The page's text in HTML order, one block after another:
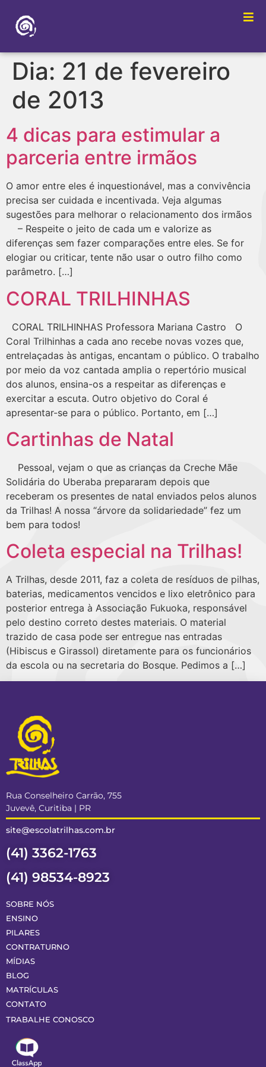
Dia: 21 de fevereiro
de 2013
4 dicas para estimular a
parceria entre irmãos
O amor entre eles é inquestionável, mas a convivência
precisa ser cuidada e incentivada. Veja algumas
sugestões para melhorar o relacionamento dos irmãos
– Respeite o jeito de cada um e valorize as
diferenças sem fazer comparações entre eles. Se for
elogiar ou criticar, tente não usar o outro filho como
parâmetro. […]
CORAL TRILHINHAS
CORAL TRILHINHAS Professora Mariana Castro O
Coral Trilhinhas a cada ano recebe novas vozes que,
entrelaçadas às antigas, encantam o público. O trabalho
por meio da voz cantada amplia o repertório musical
dos alunos, ensina-os a respeitar as diferenças e
exercitar a escuta. Outro objetivo do Coral é
apresentar-se para o público. Portanto, em […]
Cartinhas de Natal
Pessoal, vejam o que as crianças da Creche Mãe
Solidária do Uberaba prepararam depois que
receberam os presentes de natal enviados pelos alunos
da Trilhas! A nossa “árvore da solidariedade” fez um
bem para todos!
Coleta especial na Trilhas!
A Trilhas, desde 2011, faz a coleta de resíduos de pilhas,
baterias, medicamentos vencidos e lixo eletrônico para
posterior entrega à Associação Fukuoka, responsável
pelo destino correto destes materiais. O material
trazido de casa pode ser entregue nas entradas
(Hibiscus e Girassol) diretamente para os funcionários
da escola ou na secretaria do Bosque. Pedimos a […]
Rua Conselheiro Carrão, 755
Juvevê, Curitiba | PR
site@escolatrilhas.com.br
(41) 3362-1763
(41) 98534-8923
SOBRE NÓS
ENSINO
PILARES
CONTRATURNO
MÍDIAS
BLOG
MATRÍCULAS
CONTATO
TRABALHE CONOSCO